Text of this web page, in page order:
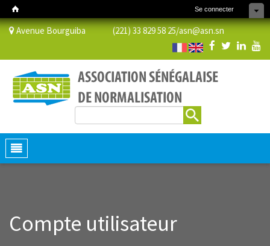
Se connecter
Avenue Bourguiba (221) 33 829 58 25/asn@asn.sn
Formulaire de recherche
Toggle
navigation
Compte utilisateur